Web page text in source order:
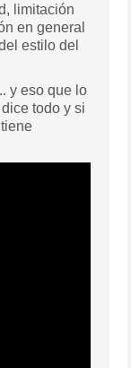
limitación
en general
estilo del
y eso que lo
todo y si